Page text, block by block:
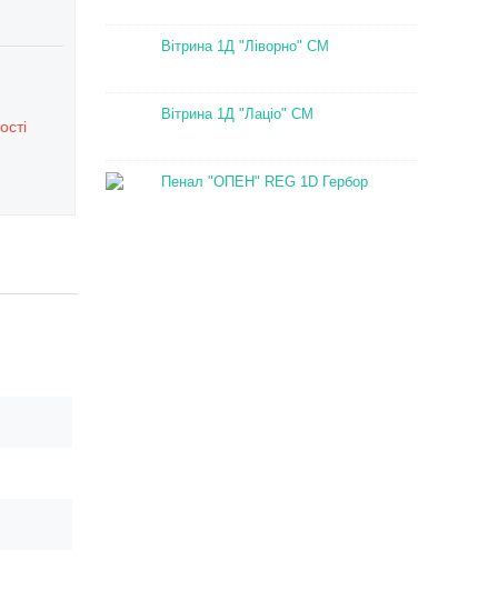
Вітрина 1Д "Ліворно" СМ
Вітрина 1Д "Лаціо" СМ
Пенал "ОПЕН" REG 1D Гербор